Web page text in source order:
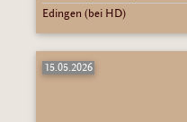
Edingen (bei HD)
15.05.2026